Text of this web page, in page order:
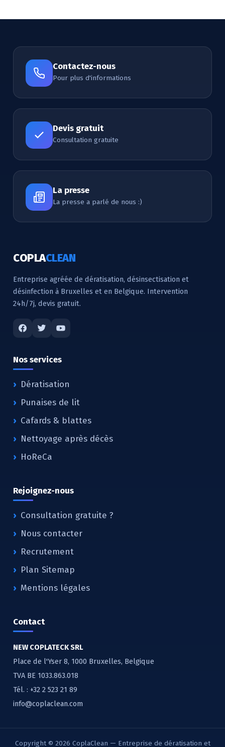
Contactez-nous
Pour plus d'informations
Devis gratuit
Consultation gratuite
La presse
La presse a parlé de nous :)
COPLACLEAN
Entreprise agréée de dératisation, désinsectisation et
désinfection à Bruxelles et en Belgique. Intervention
24h/7j, devis gratuit.
Nos services
Dératisation
Punaises de lit
Cafards & blattes
Nettoyage après décès
HoReCa
Rejoignez-nous
Consultation gratuite ?
Nous contacter
Recrutement
Plan Sitemap
Mentions légales
Contact
NEW COPLATECK SRL
Place de l'Yser 8, 1000 Bruxelles, Belgique
TVA BE 1033.863.018
Tél. : +32 2 523 21 89
info@coplaclean.com
Copyright © 2026 CoplaClean — Entreprise de dératisation et